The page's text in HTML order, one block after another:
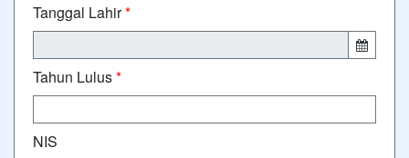
Tanggal Lahir*
Tahun Lulus*
NIS